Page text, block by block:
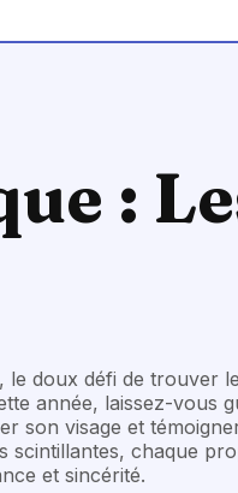
:
le doux défi de trouver
année, laissez-vous
son visage et
scintillantes, chaque
et sincérité.